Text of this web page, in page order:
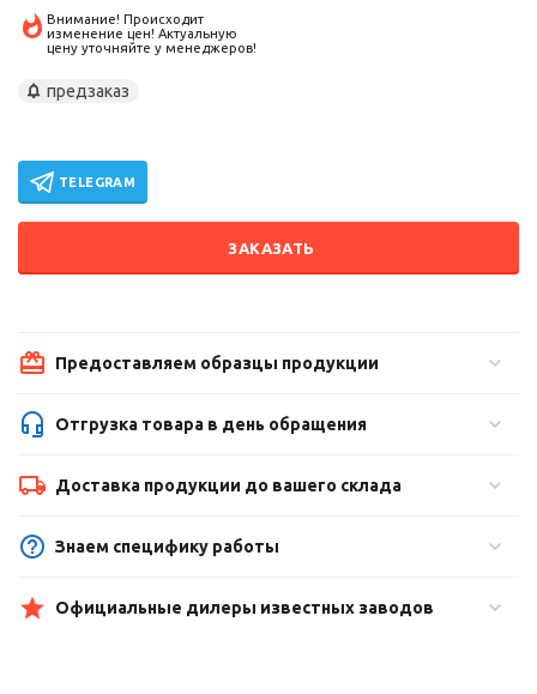
Внимание! Происходит
изменение цен! Актуальную
цену уточняйте у менеджеров!
предзаказ
TELEGRAM
ЗАКАЗАТЬ
Предоставляем образцы продукции
Отгрузка товара в день обращения
Доставка продукции до вашего склада
Знаем специфику работы
Официальные дилеры известных заводов